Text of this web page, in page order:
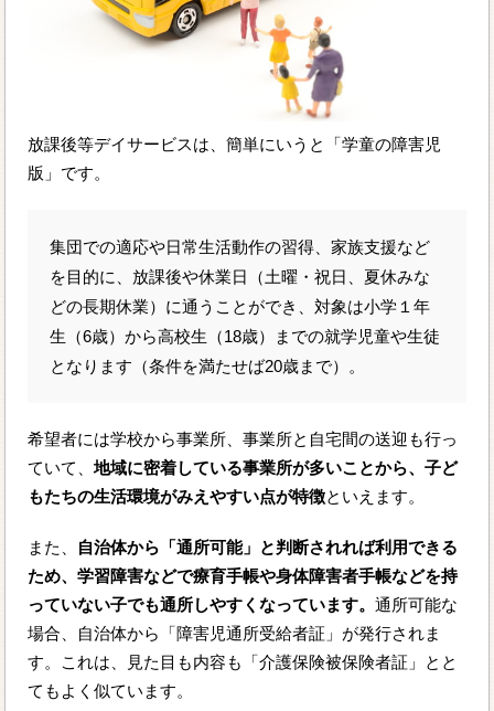
放課後等デイサービスは、簡単にいうと「学童の障害児
版」です。
集団での適応や日常生活動作の習得、家族支援など
を目的に、放課後や休業日（土曜・祝日、夏休みな
どの長期休業）に通うことができ、対象は小学１年
生（6歳）から高校生（18歳）までの就学児童や生徒
となります（条件を満たせば20歳まで）。
希望者には学校から事業所、事業所と自宅間の送迎も行っ
ていて、地域に密着している事業所が多いことから、子ど
もたちの生活環境がみえやすい点が特徴といえます。
また、 自治体から「通所可能」と判断されれば利用できる
ため、学習障害などで療育手帳や身体障害者手帳などを持
っていない子でも通所しやすくなっています。通所可能な
場合、自治体から「障害児通所受給者証」が発行されま
す。これは、見た目も内容も「介護保険被保険者証」とと
てもよく似ています。